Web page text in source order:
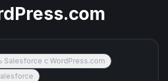
Salesforce с WordPress.com